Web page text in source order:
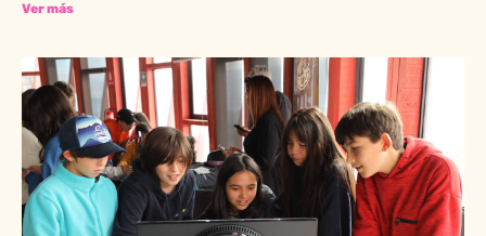
Ver más